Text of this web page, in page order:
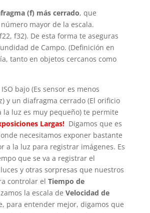
(f) más cerrado, que
mayor de la escala.
f32). De esta forma te aseguras
de Campo. (Definición en
tanto en objetos cercanos como
bajo (Es sensor es menos
y un diafragma cerrado (El orificio
la luz es muy pequeño) te permite
Largas!Digamos que es
necesitamos exponer bastante
a la luz para registrar imágenes. Es
que se va a registrar el
y otras sorpresas que nuestros
controlar el Tiempo de
la escala de Velocidad de
para entender mejor, digamos que